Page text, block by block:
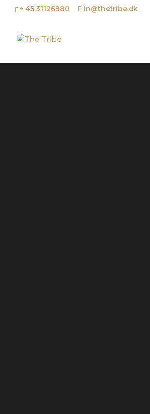
+ 45 31126880 in@thetribe.dk